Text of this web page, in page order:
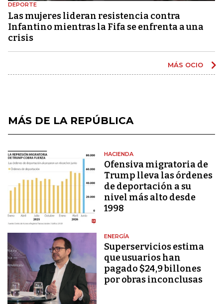
DEPORTE
Las mujeres lideran resistencia contra
Infantino mientras la Fifa se enfrenta a una
crisis
MÁS OCIO
MÁS DE LA REPÚBLICA
HACIENDA
Ofensiva migratoria de
Trump lleva las órdenes
de deportación a su
nivel más alto desde
1998
ENERGÍA
Superservicios estima
que usuarios han
pagado $24,9 billones
por obras inconclusas